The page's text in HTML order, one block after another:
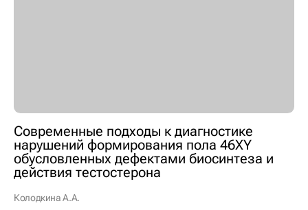
Современные подходы к диагностике
нарушений формирования пола 46XY
обусловленных дефектами биосинтеза и
действия тестостерона
Колодкина А.А.